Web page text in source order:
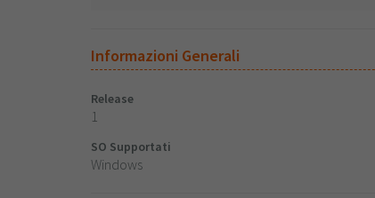
Informazioni Generali
Release
1
SO Supportati
Windows